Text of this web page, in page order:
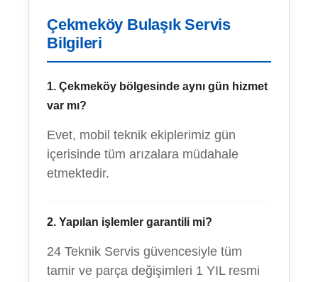
Çekmeköy Bulaşık Servis
Bilgileri
1. Çekmeköy bölgesinde aynı gün hizmet
var mı?
Evet, mobil teknik ekiplerimiz gün
içerisinde tüm arızalara müdahale
etmektedir.
2. Yapılan işlemler garantili mi?
24 Teknik Servis güvencesiyle tüm
tamir ve parça değişimleri 1 YIL resmi